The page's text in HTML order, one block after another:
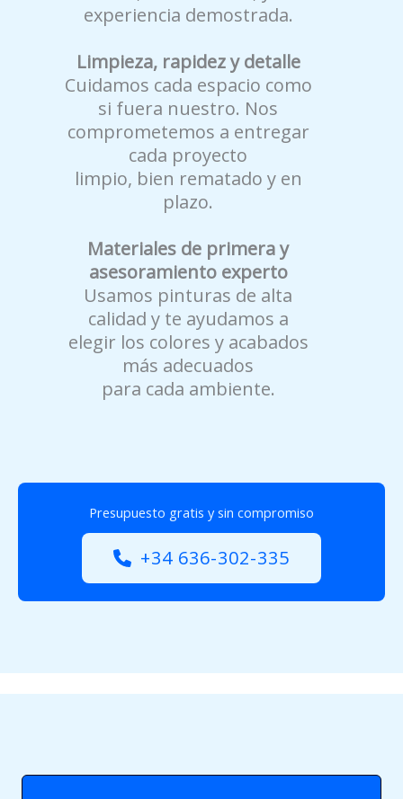
experiencia demostrada.
Limpieza, rapidez y detalle
Cuidamos cada espacio como
si fuera nuestro. Nos
comprometemos a entregar
cada proyecto
limpio, bien rematado y en
plazo.
Materiales de primera y
asesoramiento experto
Usamos pinturas de alta
calidad y te ayudamos a
elegir los colores y acabados
más adecuados
para cada ambiente.
Presupuesto gratis y sin compromiso
+34 636-302-335